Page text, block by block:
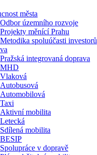
města
Odbor územního rozvoje
Projekty měnící Prahu
Metodika spoluúčasti investorů
Pražská integrovaná doprava
MHD
Vlaková
Autobusová
Automobilová
Taxi
Aktivní mobilita
Letecká
Sdílená mobilita
BESIP
Spolupráce v dopravě